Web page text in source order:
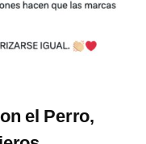
el Perro,